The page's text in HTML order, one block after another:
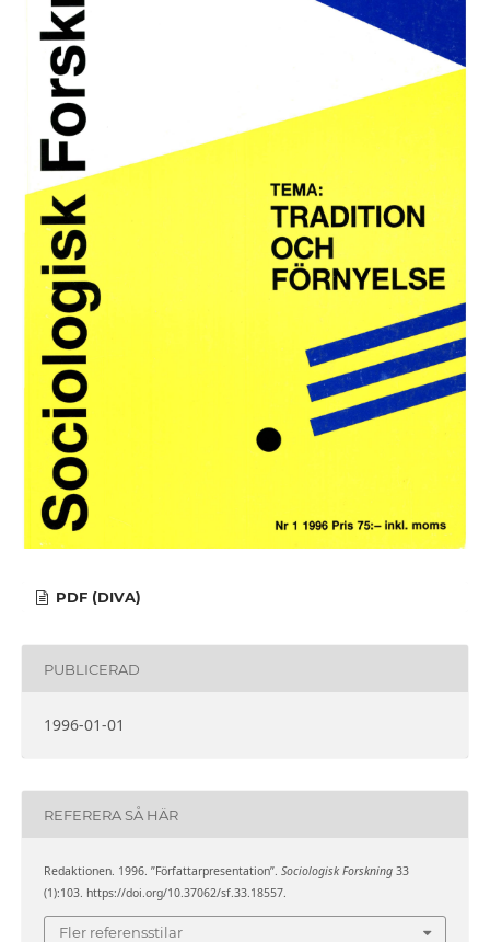
PDF (DIVA)
PUBLICERAD
1996-01-01
REFERERA SÅ HÄR
Redaktionen. 1996. ”Författarpresentation”. Sociologisk Forskning33
(1):103. https://doi.org/10.37062/sf.33.18557.
Fler referensstilar